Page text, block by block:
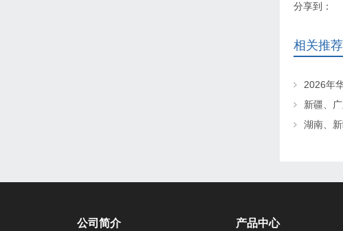
分享到：
相关推荐
公司简介 产品中心